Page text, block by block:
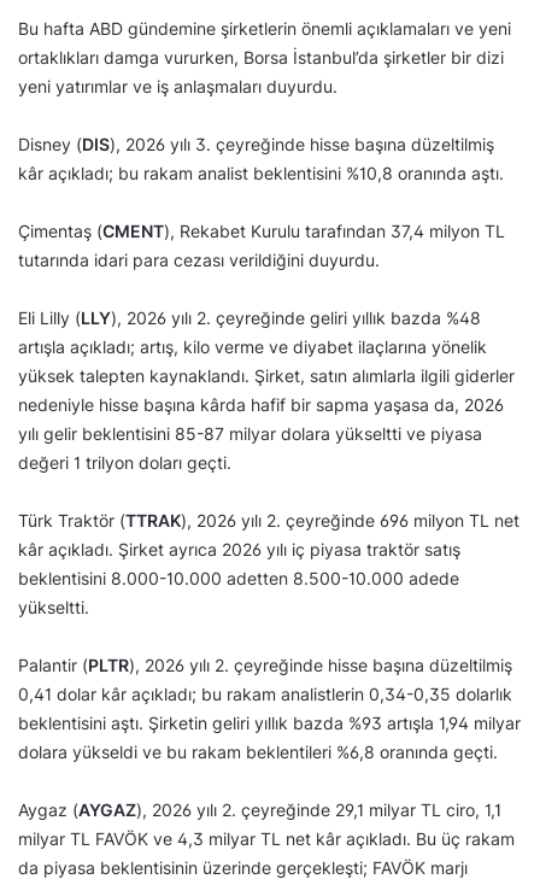
Bu hafta ABD gündemine şirketlerin önemli açıklamaları ve yeni
ortaklıkları damga vururken, Borsa İstanbul’da şirketler bir dizi
yeni yatırımlar ve iş anlaşmaları duyurdu.
Disney (DIS), 2026 yılı 3. çeyreğinde hisse başına düzeltilmiş
kâr açıkladı; bu rakam analist beklentisini %10,8 oranında aştı.
Çimentaş (CMENT), Rekabet Kurulu tarafından 37,4 milyon TL
tutarında idari para cezası verildiğini duyurdu.
Eli Lilly (LLY), 2026 yılı 2. çeyreğinde geliri yıllık bazda %48
artışla açıkladı; artış, kilo verme ve diyabet ilaçlarına yönelik
yüksek talepten kaynaklandı. Şirket, satın alımlarla ilgili giderler
nedeniyle hisse başına kârda hafif bir sapma yaşasa da, 2026
yılı gelir beklentisini 85-87 milyar dolara yükseltti ve piyasa
değeri 1 trilyon doları geçti.
Türk Traktör (TTRAK), 2026 yılı 2. çeyreğinde 696 milyon TL net
kâr açıkladı. Şirket ayrıca 2026 yılı iç piyasa traktör satış
beklentisini 8.000-10.000 adetten 8.500-10.000 adede
yükseltti.
Palantir (PLTR), 2026 yılı 2. çeyreğinde hisse başına düzeltilmiş
0,41 dolar kâr açıkladı; bu rakam analistlerin 0,34-0,35 dolarlık
beklentisini aştı. Şirketin geliri yıllık bazda %93 artışla 1,94 milyar
dolara yükseldi ve bu rakam beklentileri %6,8 oranında geçti.
Aygaz (AYGAZ), 2026 yılı 2. çeyreğinde 29,1 milyar TL ciro, 1,1
milyar TL FAVÖK ve 4,3 milyar TL net kâr açıkladı. Bu üç rakam
da piyasa beklentisinin üzerinde gerçekleşti; FAVÖK marjı